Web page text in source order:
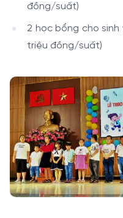
đồng/suất)
2 học bổng cho
triệu đồng/suất)